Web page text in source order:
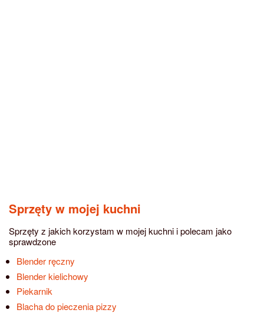
Sprzęty w mojej kuchni
Sprzęty z jakich korzystam w mojej kuchni i polecam jako
sprawdzone
Blender ręczny
Blender kielichowy
Piekarnik
Blacha do pieczenia pizzy